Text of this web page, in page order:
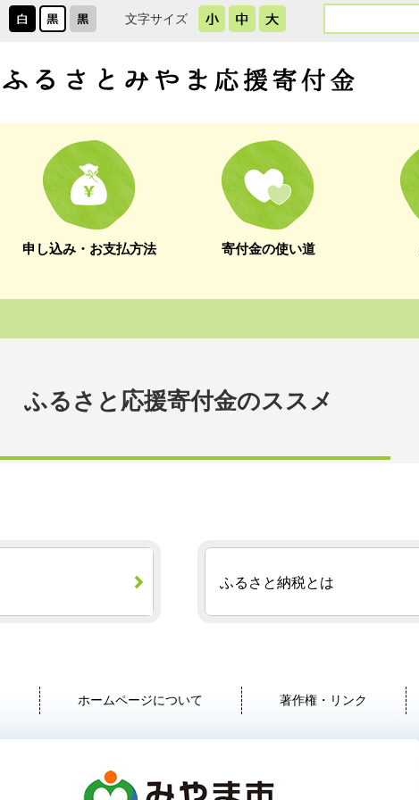
文字サイズ
ト
索
申し込み・お支払方法 寄付金の使い道
ふるさと応援寄付金のススメ
ふるさと納税とは
ホームページについて 著作権・リンク